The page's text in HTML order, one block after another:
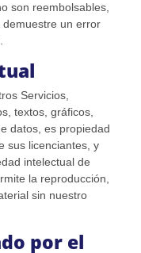
son reembolsables,
un error
Servicios,
textos, gráficos,
datos, es propiedad
sus licenciantes, y
intelectual de
la reproducción,
sin nuestro
por el